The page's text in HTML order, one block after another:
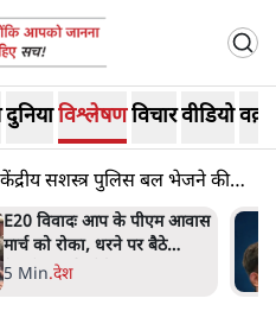
दुनियाविश्लेषणविचारवीडियो
सशस्त्र पुलिस बल भेजने की
RSS जेन अल्फा संवादः दिपके ने
कहा- 70-80 साल के बुजुर्ग से जेन
जी को क्या मिलेगा
7 Min.देश